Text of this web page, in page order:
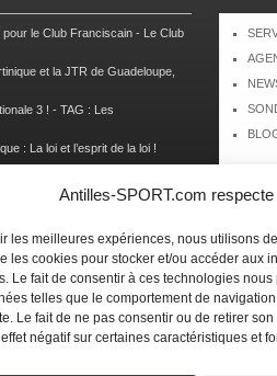
Antilles-SPORT.com
les meilleures expériences, nous utilisons
les cookies pour stocker et/ou accéder aux
Le fait de consentir à ces technologies nous
telles que le comportement de
Le fait de ne pas consentir ou de retirer
négatif sur certaines caractéristiques et
le Club Franciscain - Le Club
et la JTR de Guadeloupe,
3 ! - TAG : Les
: La loi et l’esprit de la loi !
leader, Damien Urcel out
le 9e rallye du Pays Marie-
sous le signe de la chaleur et
palmarès du Trail des Trésors-
la Woulib 113 X-Trem